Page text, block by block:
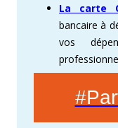
La carte
bancaire à
vos